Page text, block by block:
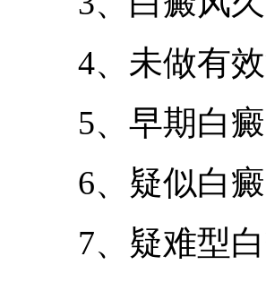
4、未做有效
5、早期白癜
6、疑似白癜
7、疑难型白